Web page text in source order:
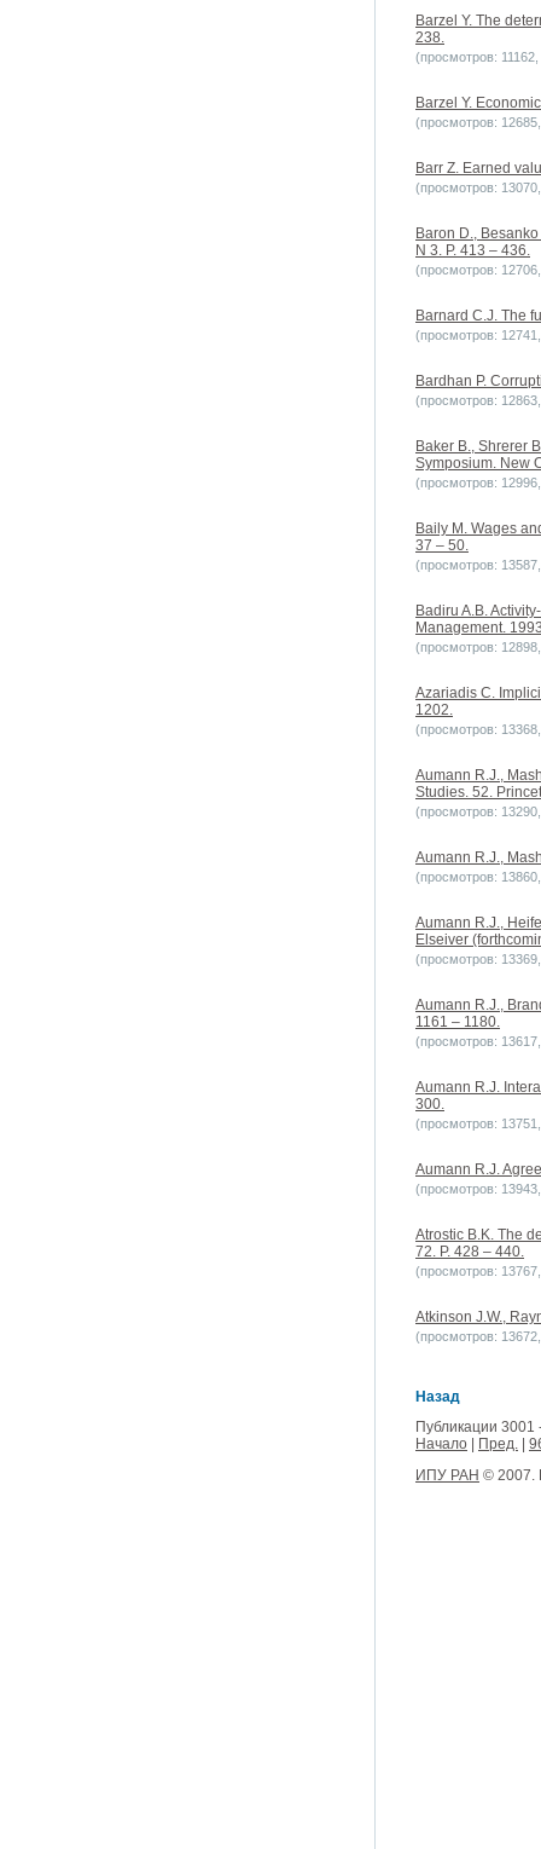
Barzel Y. The
238.
(просмотров:
Barzel Y.
(просмотров:
Barr Z. Earned
(просмотров:
Baron D.,
N 3. P. 413 – 436.
(просмотров:
Barnard C.J. The
(просмотров:
Bardhan P.
(просмотров:
Baker B., Shrerer
Symposium. New
(просмотров:
Baily M. Wages
37 – 50.
(просмотров:
Badiru A.B.
Management.
(просмотров:
Azariadis C.
1202.
(просмотров:
Aumann R.J.,
Studies. 52.
(просмотров:
Aumann R.J.,
(просмотров:
Aumann R.J.,
Elseiver
(просмотров:
Aumann R.J.,
1161 – 1180.
(просмотров:
Aumann R.J.
300.
(просмотров:
Aumann R.J.
(просмотров:
Atrostic B.K. The
72. P. 428 – 440.
(просмотров:
Atkinson J.W.,
(просмотров:
Назад
Публикации 3001
Начало
Пред.
ИПУ РАН © 2007.